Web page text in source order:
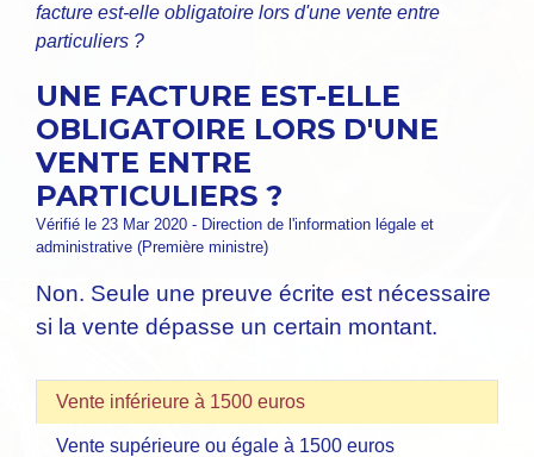
facture est-elle obligatoire lors d'une vente entre
particuliers ?
UNE FACTURE EST-ELLE
OBLIGATOIRE LORS D'UNE
VENTE ENTRE
PARTICULIERS ?
Vérifié le 23 Mar 2020 - Direction de l'information légale et
administrative (Première ministre)
Non. Seule une preuve écrite est nécessaire
si la vente dépasse un certain montant.
Vente inférieure à 1500 euros
Vente supérieure ou égale à 1500 euros